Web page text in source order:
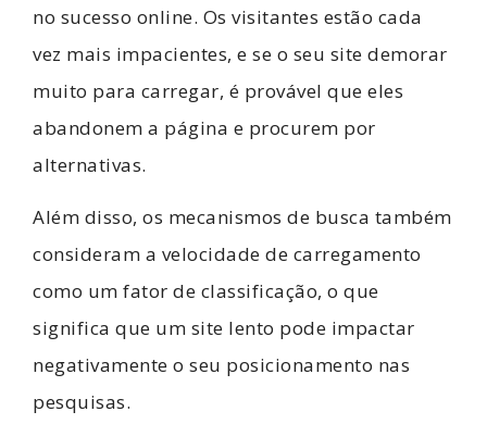
no sucesso online. Os visitantes estão cada
vez mais impacientes, e se o seu site demorar
muito para carregar, é provável que eles
abandonem a página e procurem por
alternativas.
Além disso, os mecanismos de busca também
consideram a velocidade de carregamento
como um fator de classificação, o que
significa que um site lento pode impactar
negativamente o seu posicionamento nas
pesquisas.